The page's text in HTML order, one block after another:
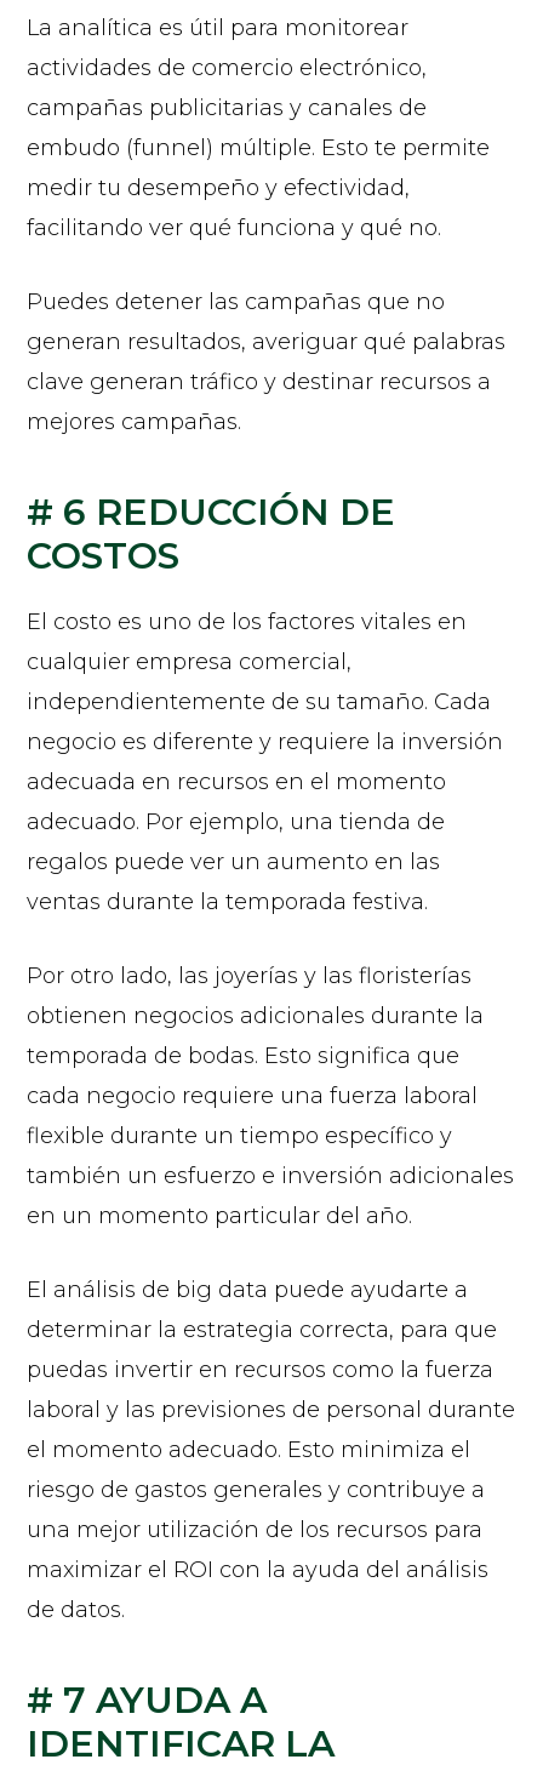
La analítica es útil para monitorear
actividades de comercio electrónico,
campañas publicitarias y canales de
embudo (funnel) múltiple. Esto te permite
medir tu desempeño y efectividad,
facilitando ver qué funciona y qué no.
Puedes detener las campañas que no
generan resultados, averiguar qué palabras
clave generan tráfico y destinar recursos a
mejores campañas.
# 6 REDUCCIÓN DE
COSTOS
El costo es uno de los factores vitales en
cualquier empresa comercial,
independientemente de su tamaño. Cada
negocio es diferente y requiere la inversión
adecuada en recursos en el momento
adecuado. Por ejemplo, una tienda de
regalos puede ver un aumento en las
ventas durante la temporada festiva.
Por otro lado, las joyerías y las floristerías
obtienen negocios adicionales durante la
temporada de bodas. Esto significa que
cada negocio requiere una fuerza laboral
flexible durante un tiempo específico y
también un esfuerzo e inversión adicionales
en un momento particular del año.
El análisis de big data puede ayudarte a
determinar la estrategia correcta, para que
puedas invertir en recursos como la fuerza
laboral y las previsiones de personal durante
el momento adecuado. Esto minimiza el
riesgo de gastos generales y contribuye a
una mejor utilización de los recursos para
maximizar el ROI con la ayuda del análisis
de datos.
# 7 AYUDA A
IDENTIFICAR LA